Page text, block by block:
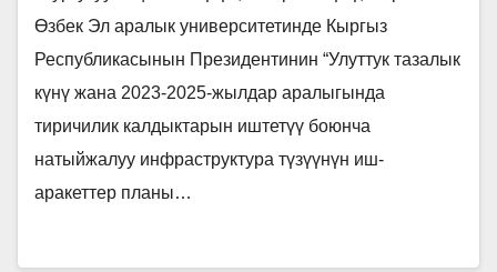
активное участие приняли
проректор по социальным
вопросам и
государственному языку
Сыргак Сарыков, руководство
и преподаватели, которые
отвечали на вопросы по
отмечены подарками.
отмечены подарками.
языку Сыргак Сарыков,
руководство и преподаватели,
которые отвечали на вопросы по
отмечены подарками.
Өзбек Эл аралык университетинде Кыргыз
Республикасынын Президентинин “Улуттук тазалык
күнү жана 2023-2025-жылдар аралыгында
тиричилик калдыктарын иштетүү боюнча
натыйжалуу инфраструктура түзүүнүн иш-
аракеттер планы…